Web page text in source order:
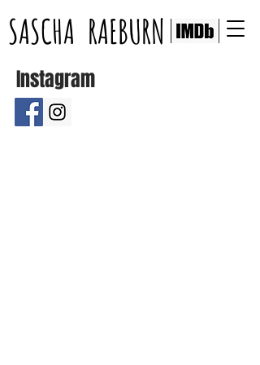
SASCHA RAEBURN
Instagram